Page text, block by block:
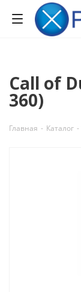
Call of
360)
Главная - Каталог -